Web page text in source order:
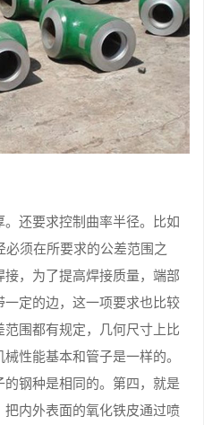
还要求控制曲率半径。比如
须在所要求的公差范围之
，为了提高焊接质量，端部
定的边，这一项要求也比较
围都有规定，几何尺寸上比
性能基本和管子是一样的。
钢种是相同的。第四，就是
内外表面的氧化铁皮通过喷